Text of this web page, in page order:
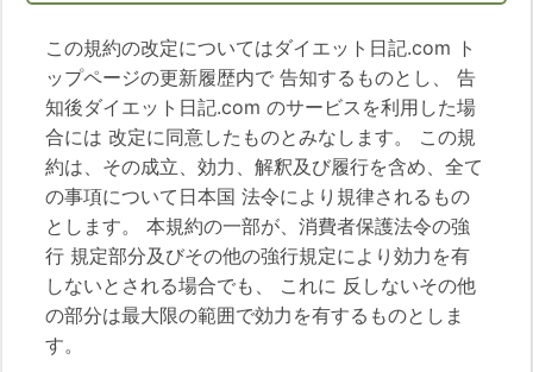
この規約の改定についてはダイエット日記.com ト
ップページの更新履歴内で 告知するものとし、 告
知後ダイエット日記.com のサービスを利用した場
合には 改定に同意したものとみなします。 この規
約は、その成立、効力、解釈及び履行を含め、全て
の事項について日本国 法令により規律されるもの
とします。 本規約の一部が、消費者保護法令の強
行 規定部分及びその他の強行規定により効力を有
しないとされる場合でも、 これに 反しないその他
の部分は最大限の範囲で効力を有するものとしま
す。